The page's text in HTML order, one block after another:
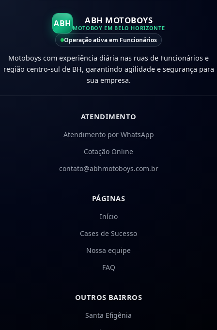
ABH ABH MOTOBOYS
MOTOBOY EM BELO HORIZONTE
Operação ativa em Funcionários
Motoboys com experiência diária nas ruas de Funcionários e
região centro-sul de BH, garantindo agilidade e segurança para
sua empresa.
ATENDIMENTO
Atendimento por WhatsApp
Cotação Online
contato@abhmotoboys.com.br
PÁGINAS
Início
Cases de Sucesso
Nossa equipe
FAQ
OUTROS BAIRROS
Santa Efigênia